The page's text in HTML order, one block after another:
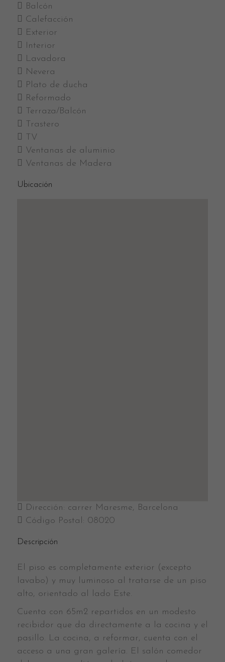
Balcón
Calefacción
Exterior
Interior
Lavadora
Nevera
Plato de ducha
Reformado
Terraza/Balcón
Trastero
TV
Ventanas de aluminio
Ventanas de Madera
Ubicación
Dirección: carrer Maresme, Barcelona
Código Postal: 08020
Descripción
El piso es completamente exterior (excepto
lavabo) y muy luminoso al tratarse de un piso
alto, orientado al lado Este.
Cuenta con 65m2 repartidos en un modesto
recibidor que da directamente a la cocina y el
pasillo. La cocina, a reformar, cuenta con el
acceso a una gran galería. El salón comedor